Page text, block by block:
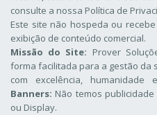
consulte a nossa Política de
Este site não hospeda ou
exibição de conteúdo comercial.
Missão do Site: Prover
forma facilitada para a gestão da
com excelência, humanidade
Banners: Não temos
ou Display.